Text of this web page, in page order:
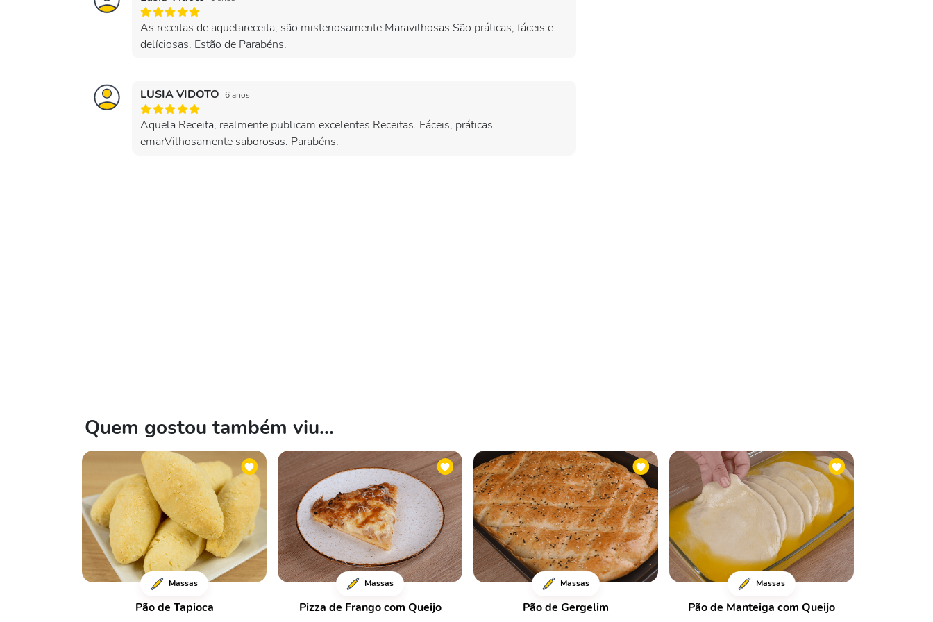
As receitas de aquelareceita, são misteriosamente Maravilhosas.São práticas, fáceis e
delíciosas. Estão de Parabéns.
LUSIA VIDOTO 6 anos
Aquela Receita, realmente publicam excelentes Receitas. Fáceis, práticas
emarVilhosamente saborosas. Parabéns.
Quem gostou também viu...
Massas
Pão de Tapioca
Massas
Pizza de Frango com Queijo
Massas
Pão de Gergelim
Massas
Pão de Manteiga com Queijo